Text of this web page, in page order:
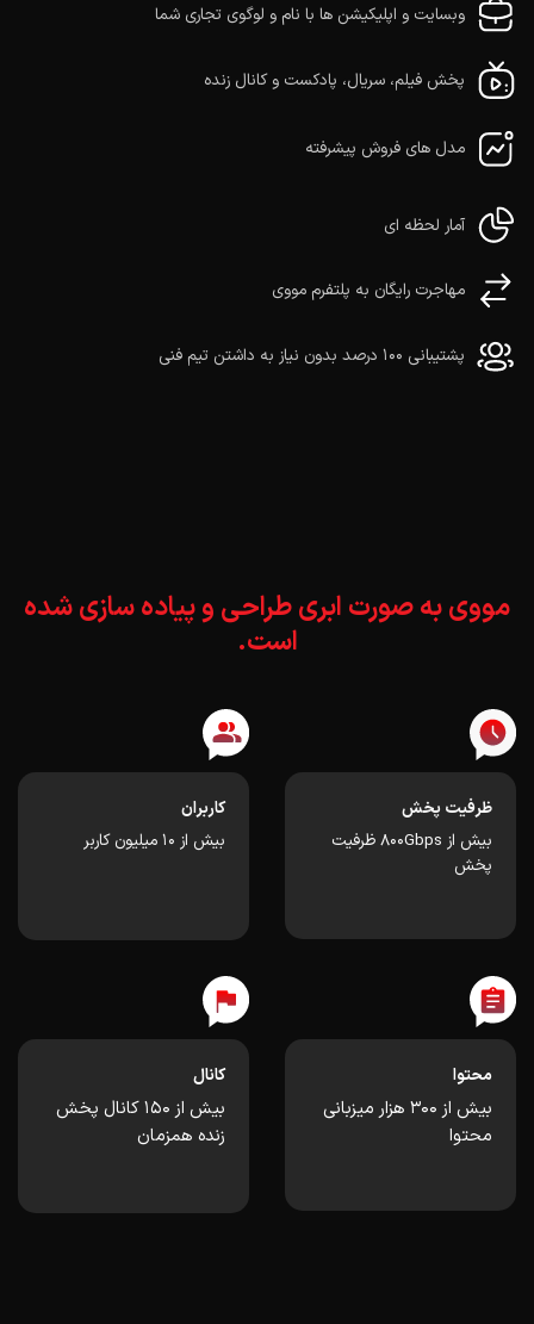
وبسایت و اپلیکیشن ها با نام و لوگوی تجاری شما
پخش فیلم، سریال، پادکست و کانال زنده
مدل های فروش پیشرفته
آمار لحظه ای
مهاجرت رایگان به پلتفرم مووی
پشتیبانی ۱۰۰ درصد بدون نیاز به داشتن تیم فنی
مووی به صورت ابری طراحی و پیاده سازی شده
است.
ظرفیت پخش
بیش از 800Gbps ظرفیت
پخش
کاربران
بیش از ۱۰ میلیون کاربر
محتوا
بیش از ۳۰۰ هزار میزبانی
محتوا
کانال
بیش از ۱۵۰ کانال پخش
زنده همزمان